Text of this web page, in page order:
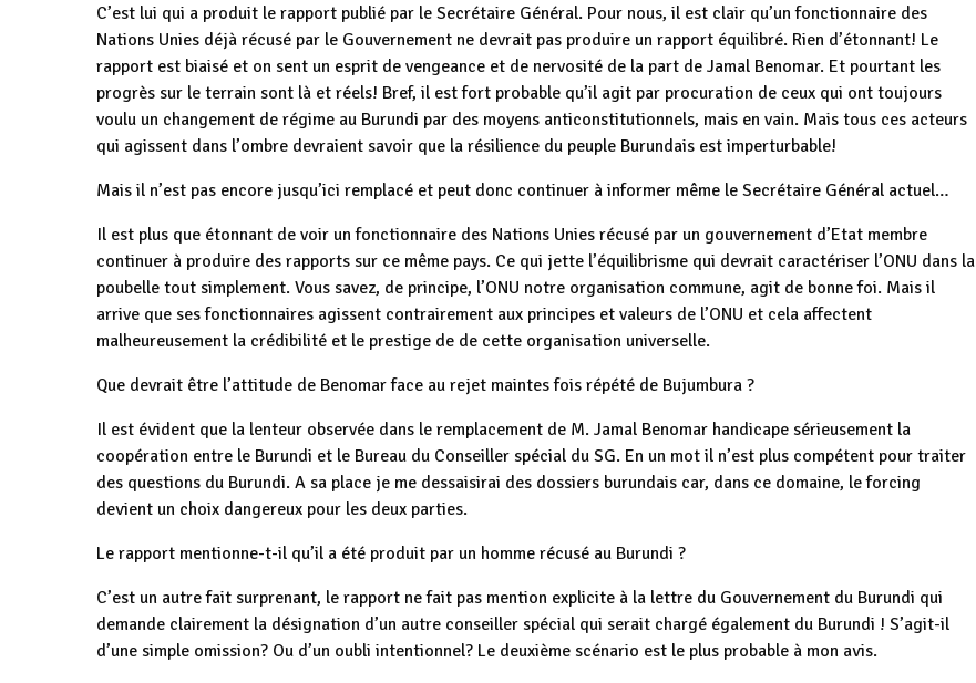
C’est lui qui a produit le rapport publié par le Secrétaire Général. Pour nous, il est clair qu’un fonctionnaire des
Nations Unies déjà récusé par le Gouvernement ne devrait pas produire un rapport équilibré. Rien d’étonnant! Le
rapport est biaisé et on sent un esprit de vengeance et de nervosité de la part de Jamal Benomar. Et pourtant les
progrès sur le terrain sont là et réels! Bref, il est fort probable qu’il agit par procuration de ceux qui ont toujours
voulu un changement de régime au Burundi par des moyens anticonstitutionnels, mais en vain. Mais tous ces acteurs
qui agissent dans l’ombre devraient savoir que la résilience du peuple Burundais est imperturbable!
Mais il n’est pas encore jusqu’ici remplacé et peut donc continuer à informer même le Secrétaire Général actuel…
Il est plus que étonnant de voir un fonctionnaire des Nations Unies récusé par un gouvernement d’Etat membre
continuer à produire des rapports sur ce même pays. Ce qui jette l’équilibrisme qui devrait caractériser l’ONU dans la
poubelle tout simplement. Vous savez, de principe, l’ONU notre organisation commune, agit de bonne foi. Mais il
arrive que ses fonctionnaires agissent contrairement aux principes et valeurs de l’ONU et cela affectent
malheureusement la crédibilité et le prestige de de cette organisation universelle.
Que devrait être l’attitude de Benomar face au rejet maintes fois répété de Bujumbura ?
Il est évident que la lenteur observée dans le remplacement de M. Jamal Benomar handicape sérieusement la
coopération entre le Burundi et le Bureau du Conseiller spécial du SG. En un mot il n’est plus compétent pour traiter
des questions du Burundi. A sa place je me dessaisirai des dossiers burundais car, dans ce domaine, le forcing
devient un choix dangereux pour les deux parties.
Le rapport mentionne-t-il qu’il a été produit par un homme récusé au Burundi ?
C’est un autre fait surprenant, le rapport ne fait pas mention explicite à la lettre du Gouvernement du Burundi qui
demande clairement la désignation d’un autre conseiller spécial qui serait chargé également du Burundi ! S’agit-il
d’une simple omission? Ou d’un oubli intentionnel? Le deuxième scénario est le plus probable à mon avis.